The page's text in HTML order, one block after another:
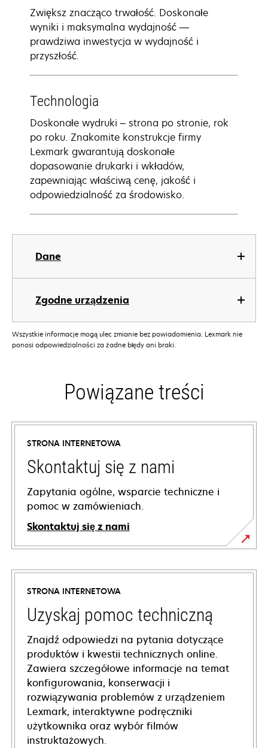
Dane
Zgodne urządzenia
Zwiększ znacząco trwałość. Doskonałe
wyniki i maksymalna wydajność —
prawdziwa inwestycja w wydajność i
przyszłość.
Technologia
Doskonałe wydruki – strona po stronie, rok
po roku. Znakomite konstrukcje firmy
Lexmark gwarantują doskonałe
dopasowanie drukarki i wkładów,
zapewniając właściwą cenę, jakość i
odpowiedzialność za środowisko.
Wszystkie informacje mogą ulec zmianie bez powiadomienia. Lexmark nie
ponosi odpowiedzialności za żadne błędy ani braki.
Powiązane treści
STRONA INTERNETOWA
Skontaktuj się z nami
Zapytania ogólne, wsparcie techniczne i
pomoc w zamówieniach.
Skontaktuj się z nami
STRONA INTERNETOWA
Uzyskaj pomoc techniczną
Znajdź odpowiedzi na pytania dotyczące
produktów i kwestii technicznych online.
Zawiera szczegółowe informacje na temat
konfigurowania, konserwacji i
rozwiązywania problemów z urządzeniem
Lexmark, interaktywne podręczniki
użytkownika oraz wybór filmów
instruktażowych.